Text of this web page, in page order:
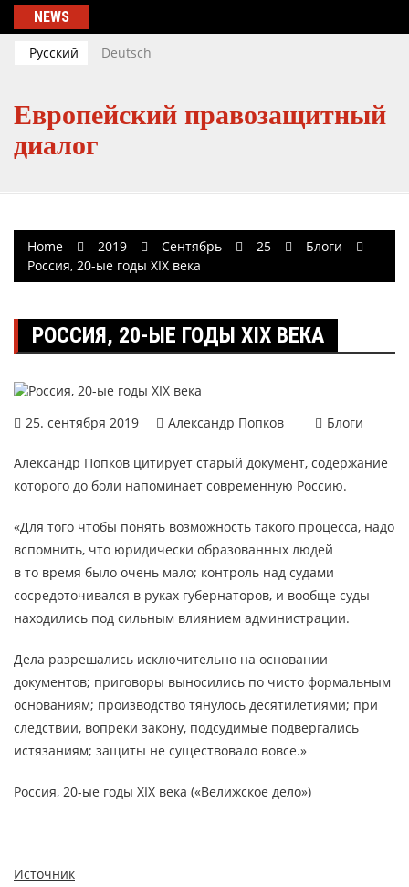
Skip
content
NEWS
Русский Deutsch
Европейский правозащитный
диалог
Home 2019 Сентябрь 25
Блоги
Россия, 20-ые годы XIX века
РОССИЯ, 20-ЫЕ ГОДЫ XIX ВЕКА
25. сентября 2019 Александр Попков Блоги
Александр Попков цитирует старый документ, содержание
которого до боли напоминает современную Россию.
«Для того чтобы понять возможность такого процесса, надо
вспомнить, что юридически образованных людей
в то время было очень мало; контроль над судами
сосредоточивался в руках губернаторов, и вообще суды
находились под сильным влиянием администрации.
Дела разрешались исключительно на основании
документов; приговоры выносились по чисто формальным
основаниям; производство тянулось десятилетиями; при
следствии, вопреки закону, подсудимые подвергались
истязаниям; защиты не существовало вовсе.»
Россия, 20-ые годы XIX века («Велижское дело»)
Источник